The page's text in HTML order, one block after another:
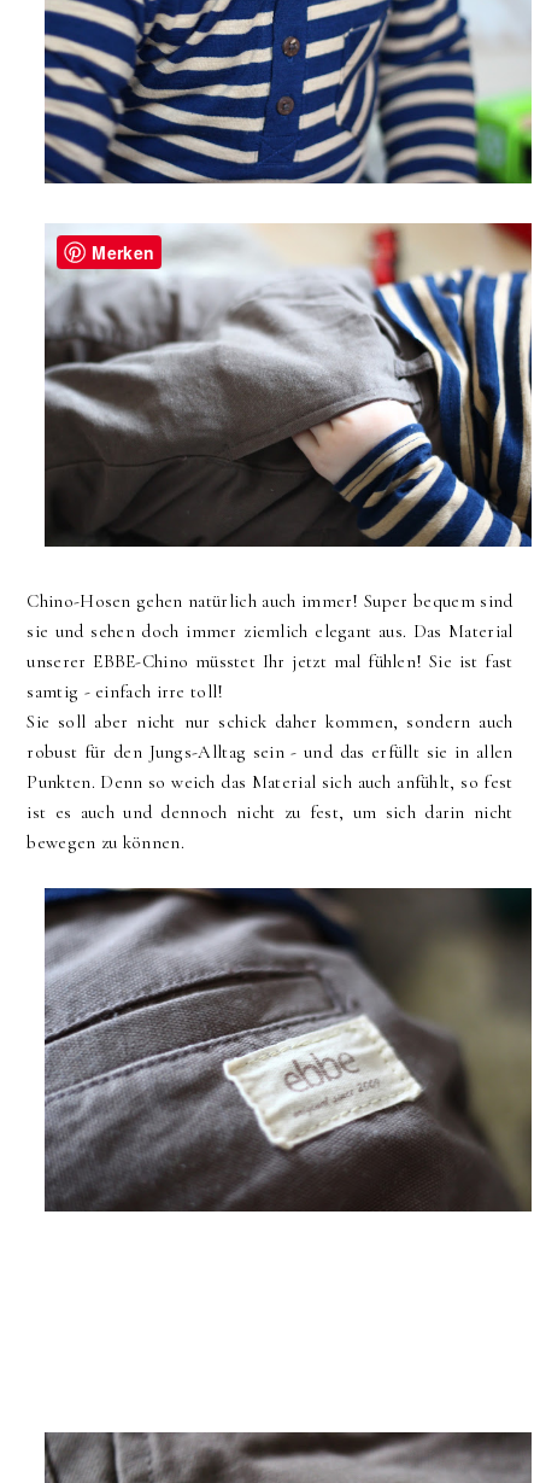
Chino-Hosen gehen natürlich auch immer! Super bequem sind
sie und sehen doch immer ziemlich elegant aus. Das Material
unserer EBBE-Chino müsstet Ihr jetzt mal fühlen! Sie ist fast
samtig - einfach irre toll!
Sie soll aber nicht nur schick daher kommen, sondern auch
robust für den Jungs-Alltag sein - und das erfüllt sie in allen
Punkten. Denn so weich das Material sich auch anfühlt, so fest
ist es auch und dennoch nicht zu fest, um sich darin nicht
bewegen zu können.
Merken